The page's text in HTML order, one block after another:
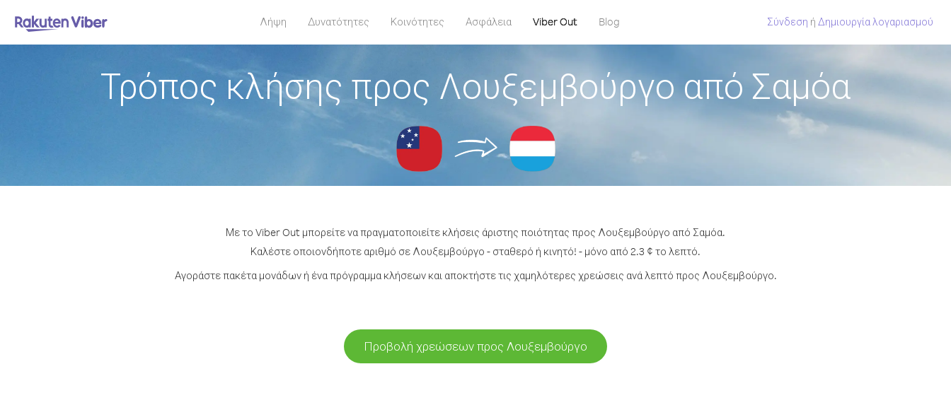
Λήψη Δυνατότητες Κοινότητες Ασφάλεια Viber Out Blog Σύνδεση ή Δημιουργία λογαριασμού
Τρόπος κλήσης προς Λουξεμβούργο από Σαμόα
Με το Viber Out μπορείτε να πραγματοποιείτε κλήσεις άριστης ποιότητας προς Λουξεμβούργο από Σαμόα.
Καλέστε οποιονδήποτε αριθμό σε Λουξεμβούργο - σταθερό ή κινητό! - μόνο από 2.3 ¢ το λεπτό.
Αγοράστε πακέτα μονάδων ή ένα πρόγραμμα κλήσεων και αποκτήστε τις χαμηλότερες χρεώσεις ανά λεπτό προς Λουξεμβούργο.
Προβολή χρεώσεων προς Λουξεμβούργο